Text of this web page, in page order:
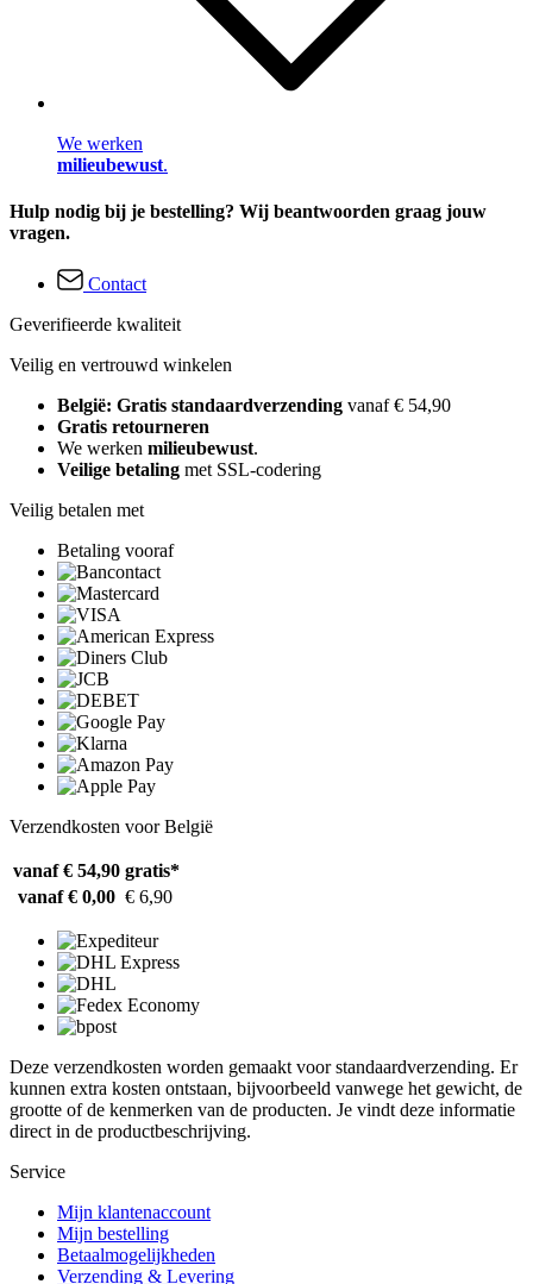
We werken
milieubewust.
Hulp nodig bij je bestelling? Wij beantwoorden graag jouw
vragen.
Contact
Geverifieerde kwaliteit
Veilig en vertrouwd winkelen
België: Gratis standaardverzending vanaf € 54,90
Gratis retourneren
We werken milieubewust.
Veilige betaling met SSL-codering
Veilig betalen met
Betaling vooraf
Verzendkosten voor België
vanaf € 54,90 gratis*
vanaf € 0,00 € 6,90
Deze verzendkosten worden gemaakt voor standaardverzending. Er
kunnen extra kosten ontstaan, bijvoorbeeld vanwege het gewicht, de
grootte of de kenmerken van de producten. Je vindt deze informatie
direct in de productbeschrijving.
Service
Mijn klantenaccount
Mijn bestelling
Betaalmogelijkheden
Verzending & Levering